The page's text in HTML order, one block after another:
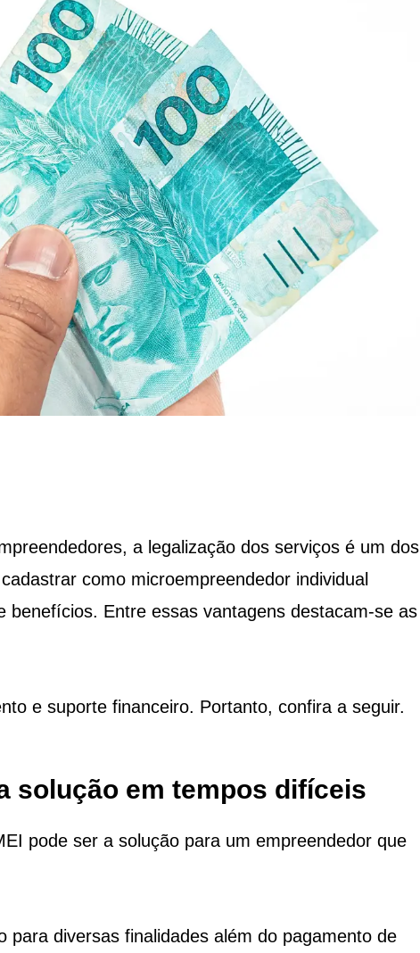
a legalização dos serviços é um dos
como microempreendedor individual
benefícios. Entre essas vantagens destacam-se as
e suporte financeiro. Portanto, confira a seguir.
solução em tempos difíceis
pode ser a solução para um empreendedor que
para diversas finalidades além do pagamento de